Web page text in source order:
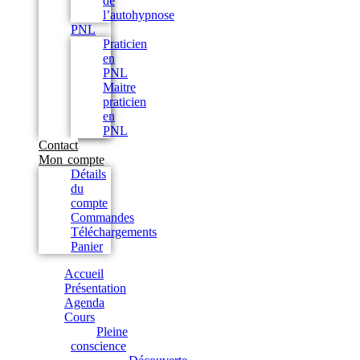
l’autohypnose
PNL
Praticien
en
PNL
Maitre
praticien
en
PNL
Contact
Mon compte
Détails
du
compte
Commandes
Téléchargements
Panier
Accueil
Présentation
Agenda
Cours
Pleine
conscience